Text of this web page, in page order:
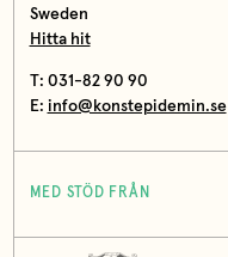
Sweden
Hitta hit
T: 031-82 90 90
E: info@konstepidemin.se
MED STÖD FRÅN